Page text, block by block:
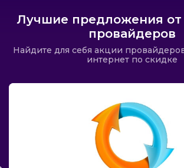
Лучшие предложения от
провайдеров
Найдите для себя акции
интернет по скидке